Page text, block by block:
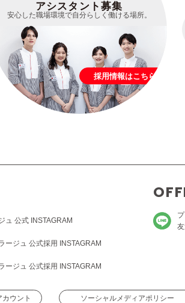
アシスタント募集
安心した職場環境で自分らしく働ける場所。
採用情報はこちら
ュ公式 INSTAGRAM
ージュ 公式採用 INSTAGRAM
ージュ 公式採用 INSTAGRAM
ウント ソーシャルメディアポリシー